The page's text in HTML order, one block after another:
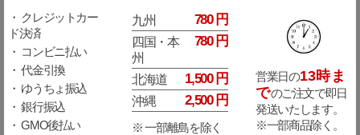
・ クレジットカー
ド決済
・ コンビニ払い
・ 代金引換
・ ゆうちょ振込
・ 銀行振込
・ GMO後払い
九州 780 円
四国・本
州
780 円
北海道 1,500 円
沖縄 2,500 円
※ 一部離島を除く
営業日の13時ま
でのご注文で即日
発送いたします。
※一部商品除く。